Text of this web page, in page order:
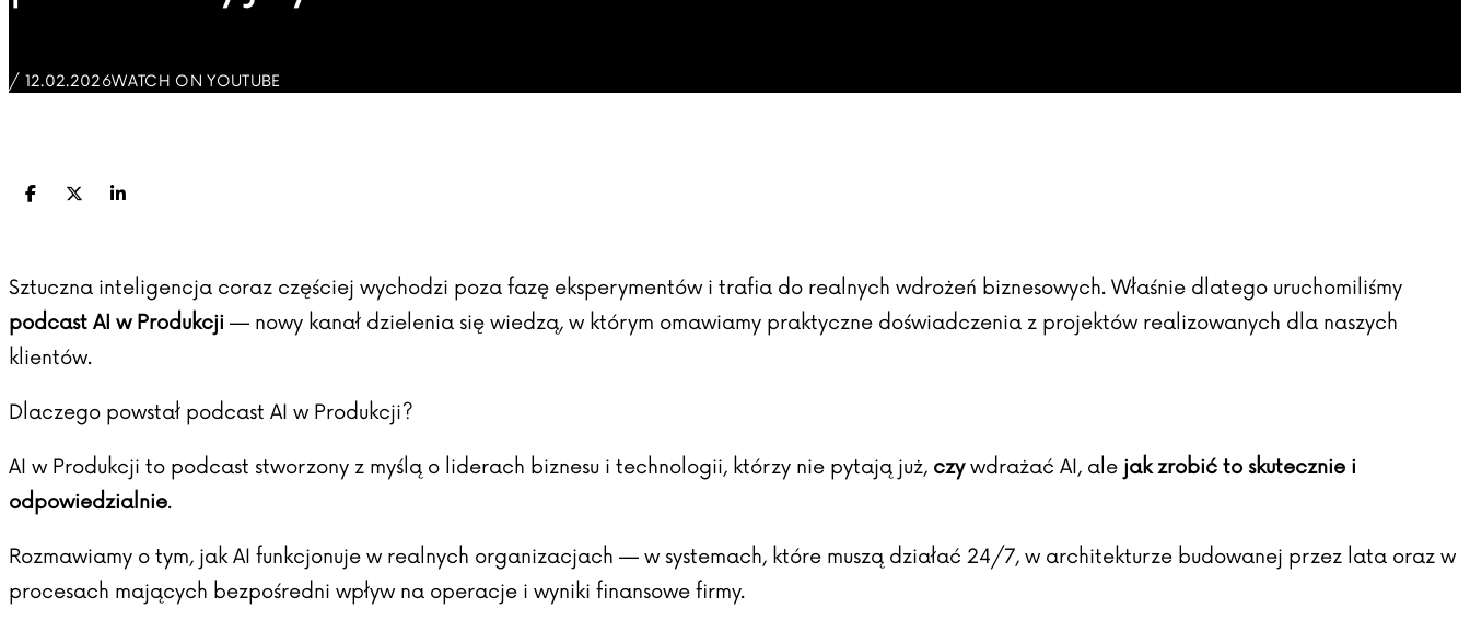
/ 12.02.2026WATCH ON YOUTUBE
Facebook
X (Twitter)
LinkedIn
Sztuczna inteligencja coraz częściej wychodzi poza fazę eksperymentów i trafia do realnych wdrożeń biznesowych. Właśnie dlatego uruchomiliśmy
podcast AI w Produkcji — nowy kanał dzielenia się wiedzą, w którym omawiamy praktyczne doświadczenia z projektów realizowanych dla naszych
klientów.
Dlaczego powstał podcast AI w Produkcji?
AI w Produkcji to podcast stworzony z myślą o liderach biznesu i technologii, którzy nie pytają już, czywdrażać AI, ale jak zrobić to skutecznie i
odpowiedzialnie.
Rozmawiamy o tym, jak AI funkcjonuje w realnych organizacjach — w systemach, które muszą działać 24/7, w architekturze budowanej przez lata oraz w
procesach mających bezpośredni wpływ na operacje i wyniki finansowe firmy.